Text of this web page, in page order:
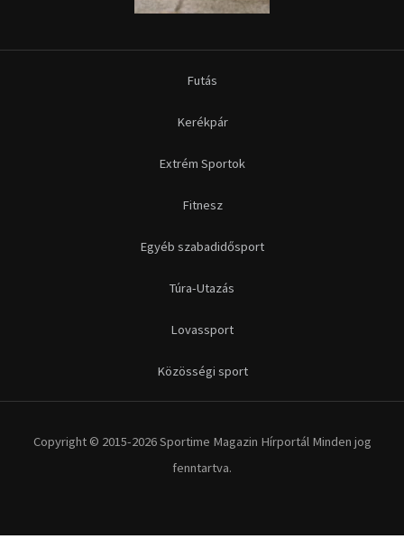
Futás
Kerékpár
Extrém Sportok
Fitnesz
Egyéb szabadidősport
Túra-Utazás
Lovassport
Közösségi sport
Copyright © 2015-2026 Sportime Magazin Hírportál Minden jog
fenntartva.